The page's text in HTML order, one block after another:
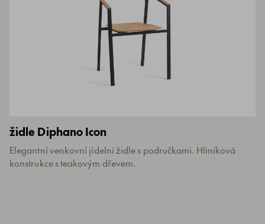
židle Diphano Icon
Elegantní venkovní jídelní židle s područkami. Hliníková
konstrukce s teakovým dřevem.